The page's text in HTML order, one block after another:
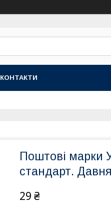
КОНТАКТИ
Поштові марки
стандарт.
29 ₴